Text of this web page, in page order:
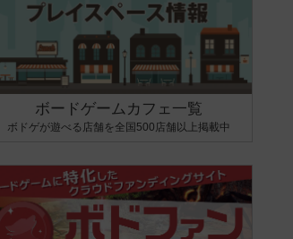
ボードゲームカフェ一覧
ボドゲが遊べる店舗を全国500店舗以上掲載中